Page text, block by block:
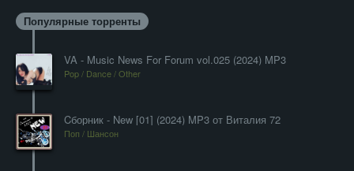
Популярные торренты
VA - Music News For Forum vol.025 (2024) MP3
Pop / Dance / Other
Cборник - New [01] (2024) MP3 от Виталия 72
Поп / Шансон